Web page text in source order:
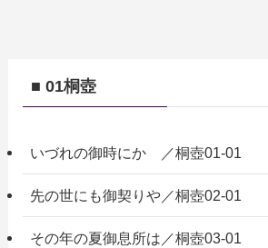
■ 01桐壺
いづれの御時にか ／桐壺01-01
先の世にも御契りや／桐壺02-01
その年の夏御息所は／桐壺03-01